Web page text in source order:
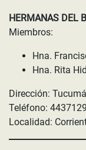
HERMANAS DEL
Miembros:
Hna.
Hna. Rita
Dirección:
Teléfono: 4437129
Localidad: